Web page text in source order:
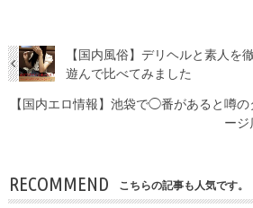
【国内風俗】デリヘルと素人を
遊んで比べてみました
【国内エロ情報】池袋で◯番があると噂
ージ
RECOMMEND こちらの記事も人気です。